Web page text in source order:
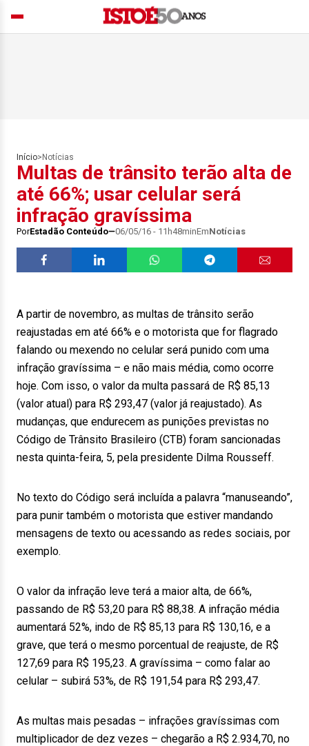
Início> Notícias
Multas de trânsito terão alta de
até 66%; usar celular será
infração gravíssima
PorEstadão Conteúdo 06/05/16 - 11h48minEmNotícias
A partir de novembro, as multas de trânsito serão
reajustadas em até 66% e o motorista que for flagrado
falando ou mexendo no celular será punido com uma
infração gravíssima – e não mais média, como ocorre
hoje. Com isso, o valor da multa passará de R$ 85,13
(valor atual) para R$ 293,47 (valor já reajustado). As
mudanças, que endurecem as punições previstas no
Código de Trânsito Brasileiro (CTB) foram sancionadas
nesta quinta-feira, 5, pela presidente Dilma Rousseff.
No texto do Código será incluída a palavra “manuseando”,
para punir também o motorista que estiver mandando
mensagens de texto ou acessando as redes sociais, por
exemplo.
O valor da infração leve terá a maior alta, de 66%,
passando de R$ 53,20 para R$ 88,38. A infração média
aumentará 52%, indo de R$ 85,13 para R$ 130,16, e a
grave, que terá o mesmo porcentual de reajuste, de R$
127,69 para R$ 195,23. A gravíssima – como falar ao
celular – subirá 53%, de R$ 191,54 para R$ 293,47.
As multas mais pesadas – infrações gravíssimas com
multiplicador de dez vezes – chegarão a R$ 2.934,70, no